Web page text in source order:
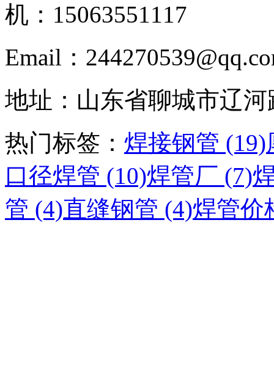
机：15063551117
Email：
地址：山东省聊城市辽河
热门标签： 焊接钢管 (19)
口径焊管 (10)焊管厂 (7)
管 (4)直缝钢管 (4)焊管价